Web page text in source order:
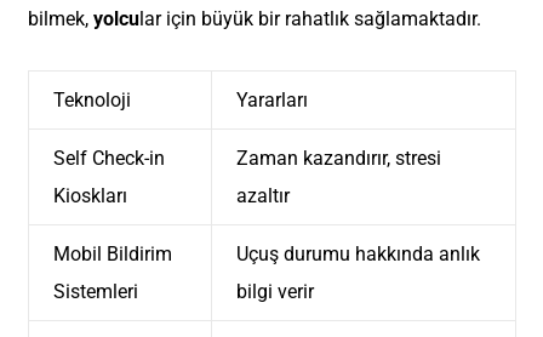
bilmek, yolcular için büyük bir rahatlık sağlamaktadır.
Teknoloji Yararları
Self Check-in
Kioskları
Zaman kazandırır, stresi
azaltır
Mobil Bildirim
Sistemleri
Uçuş durumu hakkında anlık
bilgi verir